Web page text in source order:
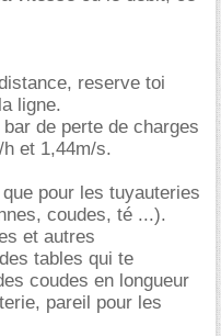
reserve toi
ligne.
de perte de charges
et 1,44m/s.
pour les tuyauteries
coudes, té ...).
et autres
tables qui te
coudes en longueur
pareil pour les